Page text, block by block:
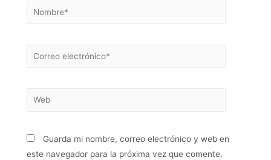
Guarda mi nombre, correo electrónico y web en
este navegador para la próxima vez que comente.